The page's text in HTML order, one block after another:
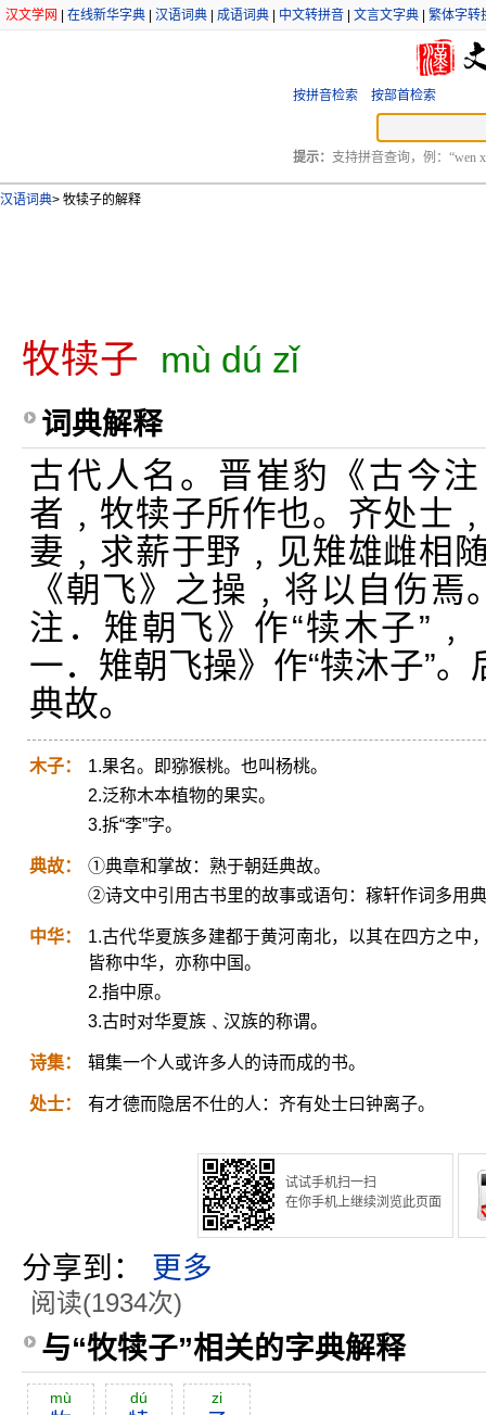
汉文学网 在线新华字典 汉语词典 成语词典 中文转拼音 文言文字典 繁体字转
按拼音检索 按部首检索
提示： 支持拼音查询，例：“wen
汉语词典> 牧犊子的解释
牧犊子 mù dú zǐ
词典解释
古代人名。晋崔豹《古今
者﹐牧犊子所作也。齐处士
妻﹐求薪于野﹐见雉雄雌相
《朝飞》之操﹐将以自伤
注．雉朝飞》作“犊木子
一．雉朝飞操》作“犊沐子”
典故。
木子：
1.果名。即猕猴桃。也叫杨桃。
2.泛称木本植物的果实。
3.拆“李”字。
典故：
①典章和掌故：熟于朝廷典故。
②诗文中引用古书里的故事或语句：稼轩作词多用
中华：
1.古代华夏族多建都于黄河南北，以其在四方之中
皆称中华，亦称中国。
2.指中原。
3.古时对华夏族﹑汉族的称谓。
诗集： 辑集一个人或许多人的诗而成的书。
处士： 有才德而隐居不仕的人：齐有处士曰钟离子。
试试手机扫一扫
在你手机上继续浏览此页面
分享到： 更多
阅读(1934次)
与“牧犊子”相关的字典解释
mù dú zi